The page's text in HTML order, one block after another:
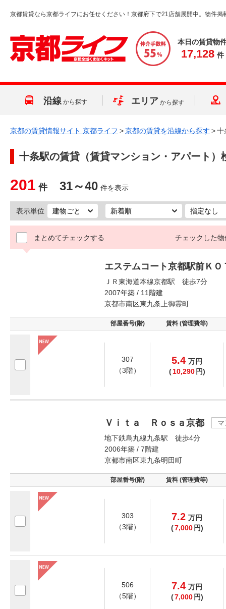
京都賃貸なら京都ライフにお任せください！京都府下で21店舗展開中。物件掲
本日の賃貸物
17,128 件
沿線 から探す エリア から探す
京都の賃貸情報サイト 京都ライフ >京都の賃貸を沿線から探す >十
十条駅の賃貸（賃貸マンション・アパート）
201 件 31～40 件を表示
表示単位
まとめてチェックする チェックした物
エステムコート京都駅前ＫＯ
ＪＲ東海道本線京都駅 徒歩7分
2007年築 / 11階建
京都市南区東九条上御霊町
部屋番号(階) 賃料 (管理費等)
307
（3階）
5.4 万円
( 10,290 円)
Ｖｉｔａ Ｒｏｓａ京都
地下鉄烏丸線九条駅 徒歩4分
2006年築 / 7階建
京都市南区東九条明田町
部屋番号(階) 賃料 (管理費等)
303
（3階）
7.2 万円
(7,000 円)
506
（5階）
7.4 万円
(7,000 円)